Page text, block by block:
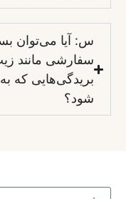
س: آیا می‌توان
سفارشی مانند
بریدگی‌هایی که
شود؟